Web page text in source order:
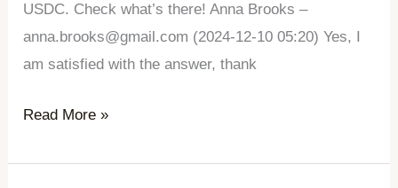
USDC. Check what’s there! Anna Brooks –
anna.brooks@gmail.com (2024-12-10 05:20) Yes, I
am satisfied with the answer, thank
Read More »